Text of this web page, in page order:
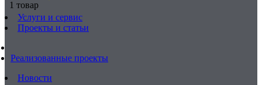
1 товар
Услуги и сервис
Проекты и статьи
Реализованные проекты
Новости